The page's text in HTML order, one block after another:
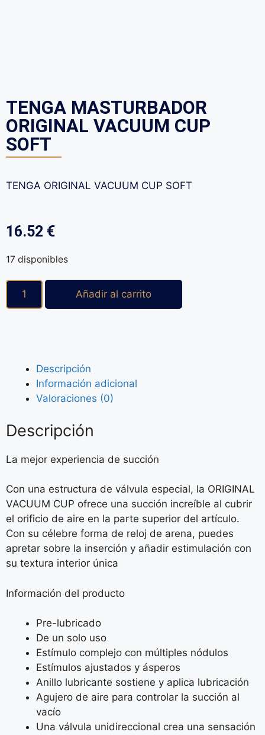
TENGA MASTURBADOR
ORIGINAL VACUUM CUP
SOFT
TENGA ORIGINAL VACUUM CUP SOFT
16.52 €
17 disponibles
Añadir al carrito
Descripción
Información adicional
Valoraciones (0)
Descripción
La mejor experiencia de succión
Con una estructura de válvula especial, la ORIGINAL
VACUUM CUP ofrece una succión increíble al cubrir
el orificio de aire en la parte superior del artículo.
Con su célebre forma de reloj de arena, puedes
apretar sobre la inserción y añadir estimulación con
su textura interior única
Información del producto
Pre-lubricado
De un solo uso
Estímulo complejo con múltiples nódulos
Estímulos ajustados y ásperos
Anillo lubricante sostiene y aplica lubricación
Agujero de aire para controlar la succión al
vacío
Una válvula unidireccional crea una sensación